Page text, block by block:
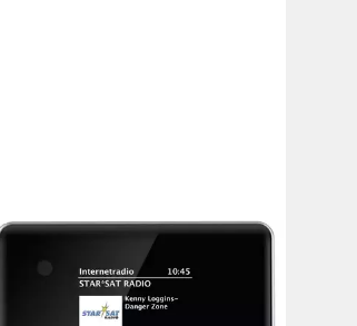
DIGITRADIO 10 IR Internet-Radio
externes Netzteil Stromversorgung
Gewicht